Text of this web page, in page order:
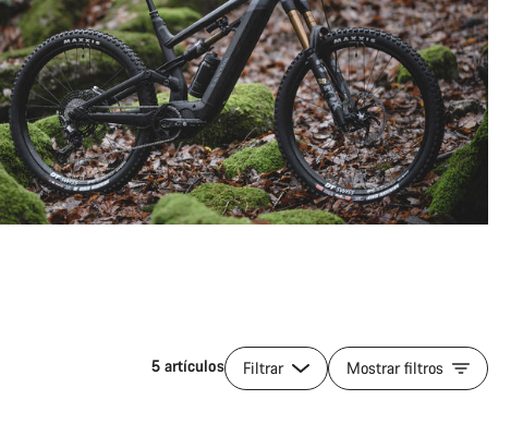
5 artículos Filtrar Mostrar filtros